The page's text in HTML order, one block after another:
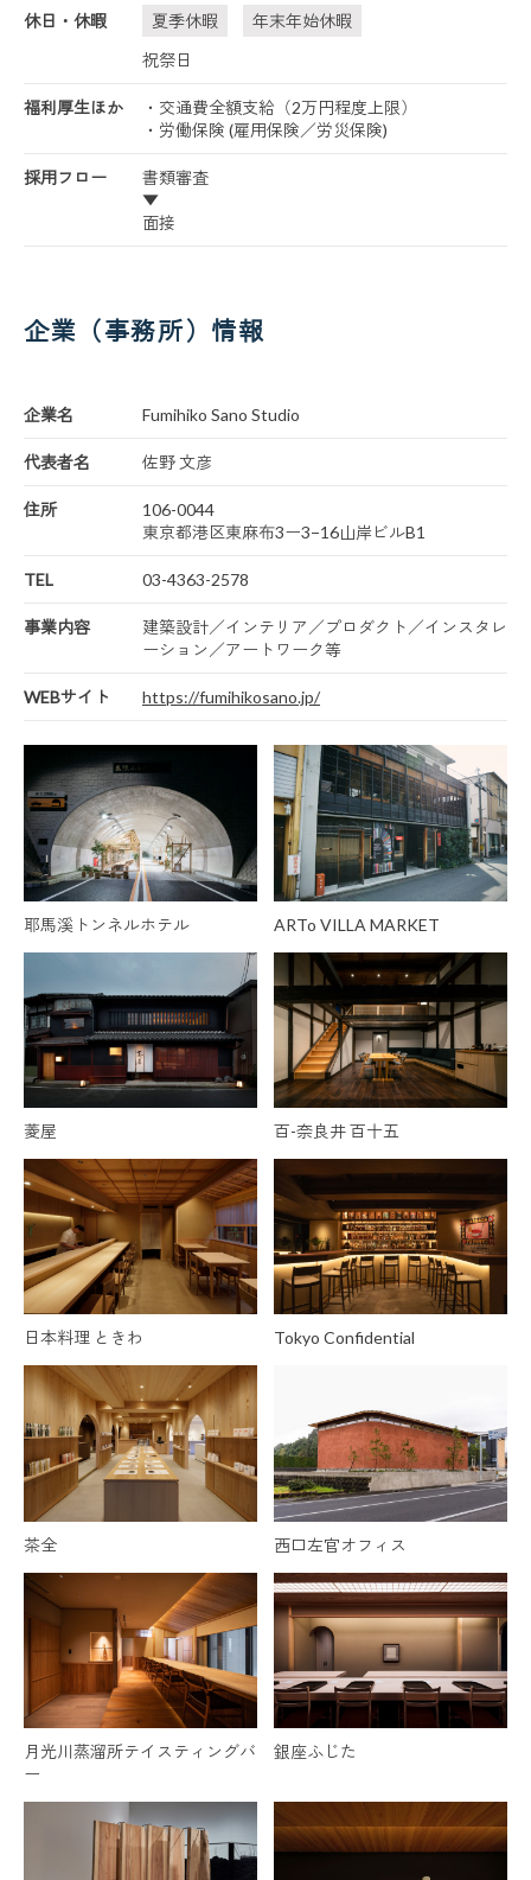
休日・休暇 夏季休暇
年末年始休暇
祝祭日
福利厚生ほか
・交通費全額支給（2万円程度上限）
・労働保険 (雇用保険／労災保険)
採用フロー
書類審査
▼
面接
企業（事務所）情報
企業名 Fumihiko Sano Studio
代表者名 佐野 文彦
住所
106-0044
東京都港区東麻布3ー3−16山岸ビルB1
TEL 03-4363-2578
事業内容
建築設計／インテリア／プロダクト／インスタレ
ーション／アートワーク等
WEBサイト https://fumihikosano.jp/
耶馬溪トンネルホテル ARTo VILLA MARKET
菱屋 百-奈良井 百十五
日本料理 ときわ Tokyo Confidential
茶全 西口左官オフィス
月光川蒸溜所テイスティングバ
ー
銀座ふじた